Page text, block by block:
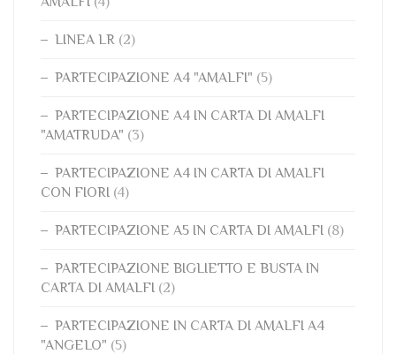
LINEA LR (2)
PARTECIPAZIONE A4 "AMALFI" (5)
PARTECIPAZIONE A4 IN CARTA DI AMALFI
"AMATRUDA" (3)
PARTECIPAZIONE A4 IN CARTA DI AMALFI
CON FIORI (4)
PARTECIPAZIONE A5 IN CARTA DI AMALFI (8)
PARTECIPAZIONE BIGLIETTO E BUSTA IN
CARTA DI AMALFI (2)
PARTECIPAZIONE IN CARTA DI AMALFI A4
"ANGELO" (5)